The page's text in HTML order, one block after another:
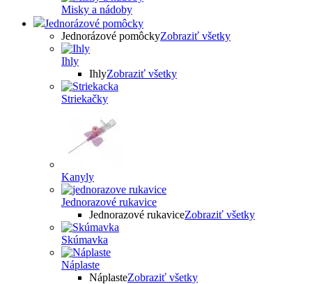
Misky a nádoby
Jednorázové pomôcky
Jednorázové pomôckyZobraziť všetky
Ihly
IhlyZobraziť všetky
Striekačky
Kanyly
Jednorazové rukavice
Jednorazové rukaviceZobraziť všetky
Skúmavka
Náplaste
NáplasteZobraziť všetky